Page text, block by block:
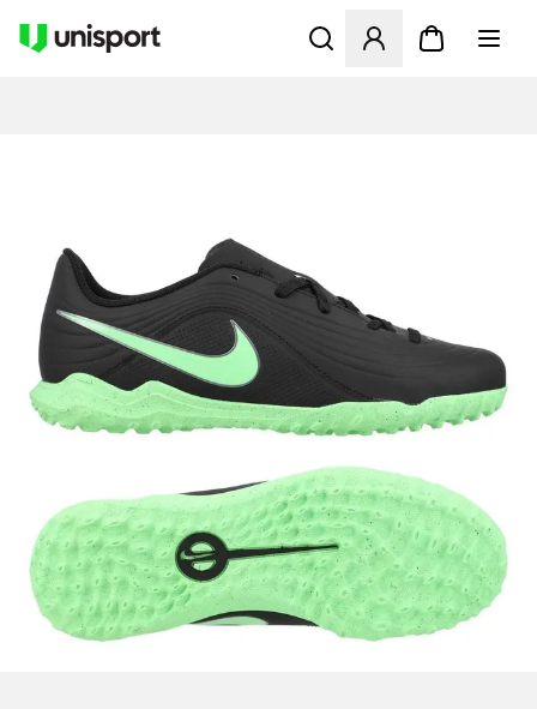
Åpner en Modal for å